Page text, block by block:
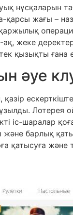
нұсқаларын
жағы –
қаржылық
жеке
қызықты ғана
әуе
іс-
барлық
қатысуға және